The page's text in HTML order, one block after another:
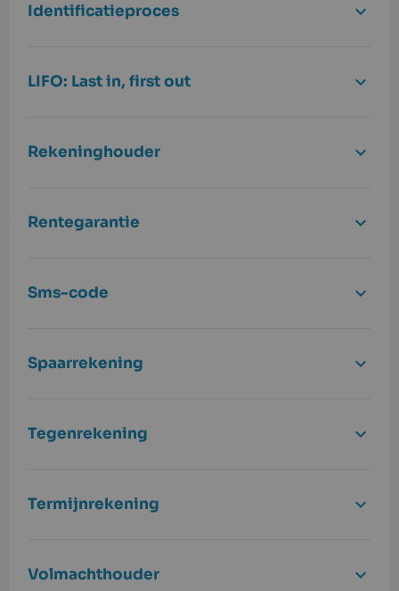
Identificatieproces
LIFO: Last in, first out
Rekeninghouder
Rentegarantie
Sms-code
Spaarrekening
Tegenrekening
Termijnrekening
Volmachthouder